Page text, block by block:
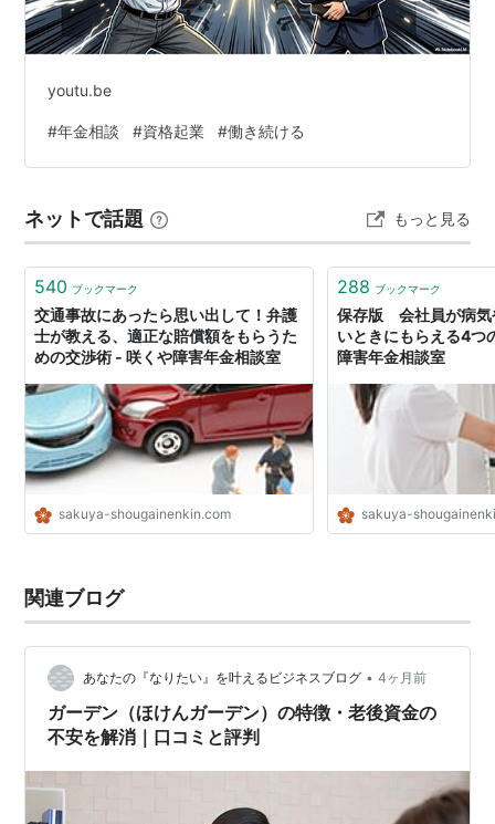
youtu.be
#年金相談 #資格起業 #働き続ける
ネットで話題 もっと見る
540 ブックマーク
交通事故にあったら思い出して！弁護
士が教える、適正な賠償額をもらうた
めの交渉術 - 咲くや障害年金相談室
sakuya-shougainenkin.com
288 ブックマーク
保存版 会社員が病気
いときにもらえる4つ
障害年金相談室
sakuya-
関連ブログ
あなたの『なりたい』を叶えるビジネスブログ • 4ヶ月前
ガーデン（ほけんガーデン）の特徴・老後資金の
不安を解消｜口コミと評判